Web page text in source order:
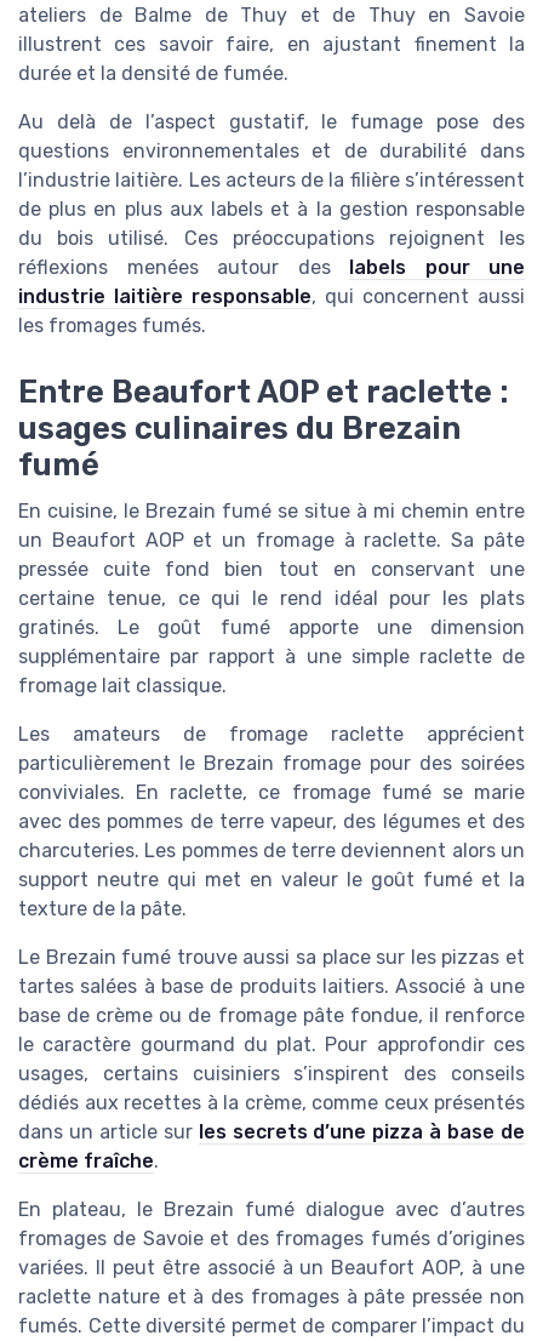
ateliers de Balme de Thuy et de Thuy en Savoie
illustrent ces savoir faire, en ajustant finement la
durée et la densité de fumée.
Au delà de l’aspect gustatif, le fumage pose des
questions environnementales et de durabilité dans
l’industrie laitière. Les acteurs de la filière s’intéressent
de plus en plus aux labels et à la gestion responsable
du bois utilisé. Ces préoccupations rejoignent les
réflexions menées autour des
labels pour une
industrie laitière responsable, qui concernent aussi
les fromages fumés.
Entre Beaufort AOP et raclette :
usages culinaires du Brezain
fumé
En cuisine, le Brezain fumé se situe à mi chemin entre
un Beaufort AOP et un fromage à raclette. Sa pâte
pressée cuite fond bien tout en conservant une
certaine tenue, ce qui le rend idéal pour les plats
gratinés. Le goût fumé apporte une dimension
supplémentaire par rapport à une simple raclette de
fromage lait classique.
Les amateurs de fromage raclette apprécient
particulièrement le Brezain fromage pour des soirées
conviviales. En raclette, ce fromage fumé se marie
avec des pommes de terre vapeur, des légumes et des
charcuteries. Les pommes de terre deviennent alors un
support neutre qui met en valeur le goût fumé et la
texture de la pâte.
Le Brezain fumé trouve aussi sa place sur les pizzas et
tartes salées à base de produits laitiers. Associé à une
base de crème ou de fromage pâte fondue, il renforce
le caractère gourmand du plat. Pour approfondir ces
usages, certains cuisiniers s’inspirent des conseils
dédiés aux recettes à la crème, comme ceux présentés
dans un article sur les secrets d’une pizza à base de
crème fraîche.
En plateau, le Brezain fumé dialogue avec d’autres
fromages de Savoie et des fromages fumés d’origines
variées. Il peut être associé à un Beaufort AOP, à une
raclette nature et à des fromages à pâte pressée non
fumés. Cette diversité permet de comparer l’impact du